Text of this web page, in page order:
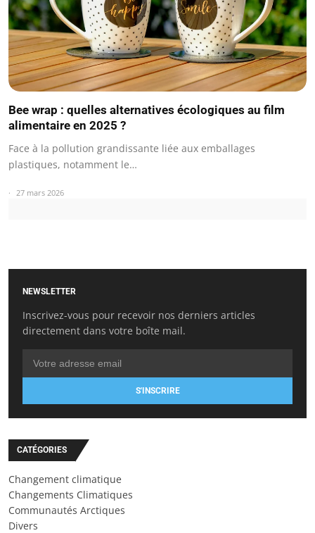
Bee wrap : quelles alternatives écologiques au film
alimentaire en 2025 ?
Face à la pollution grandissante liée aux emballages
plastiques, notamment le…
27 mars 2026
NEWSLETTER
Inscrivez-vous pour recevoir nos derniers articles
directement dans votre boîte mail.
S'INSCRIRE
CATÉGORIES
Changement climatique
Changements Climatiques
Communautés Arctiques
Divers